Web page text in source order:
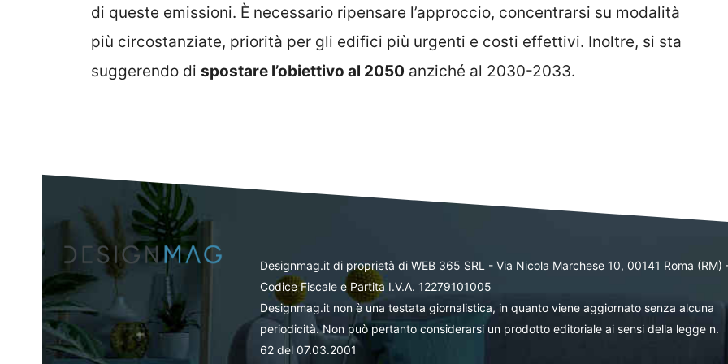
di queste emissioni. È necessario ripensare l’approccio, concentrarsi su modalità
più circostanziate, priorità per gli edifici più urgenti e costi effettivi. Inoltre, si sta
suggerendo di spostare l’obiettivo al 2050 anziché al 2030-2033.
Designmag.it di proprietà di WEB 365 SRL - Via Nicola Marchese 10, 00141 Roma (RM)
Codice Fiscale e Partita I.V.A. 12279101005
Designmag.it non è una testata giornalistica, in quanto viene aggiornato senza alcuna
periodicità. Non può pertanto considerarsi un prodotto editoriale ai sensi della legge n.
62 del 07.03.2001